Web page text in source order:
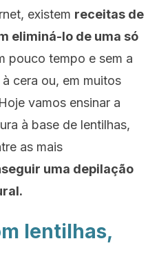
existem receitas de
eliminá-lo de uma só
pouco tempo e sem a
cera ou, em muitos
Hoje vamos ensinar a
à base de lentilhas,
as mais
uma depilação
lentilhas,